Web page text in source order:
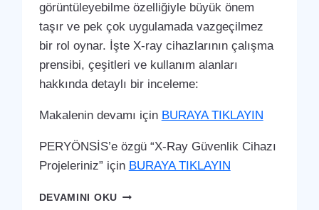
görüntüleyebilme özelliğiyle büyük önem
taşır ve pek çok uygulamada vazgeçilmez
bir rol oynar. İşte X-ray cihazlarının çalışma
prensibi, çeşitleri ve kullanım alanları
hakkında detaylı bir inceleme:
Makalenin devamı için BURAYA TIKLAYIN
PERYÖNSİS’e özgü “X-Ray Güvenlik Cihazı
Projeleriniz” için BURAYA TIKLAYIN
DEVAMINI OKUKUMLU